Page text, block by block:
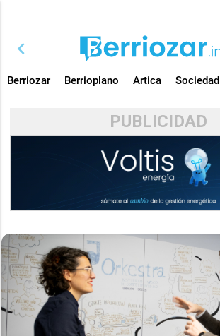
chevron_left
Berriozar Berrioplano Artica Sociedad
PUBLICIDAD